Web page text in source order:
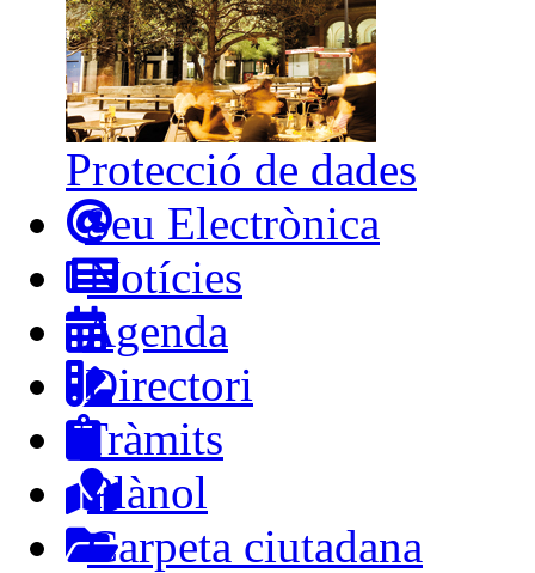
Protecció de dades
Seu Electrònica
Notícies
Agenda
Directori
Tràmits
Plànol
Carpeta ciutadana